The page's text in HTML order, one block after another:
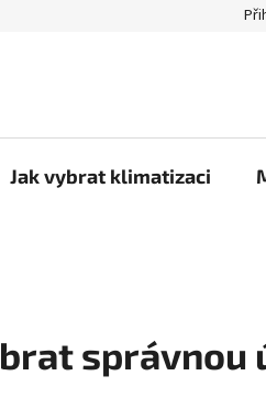
Jak vybrat klimatizaci
správnou